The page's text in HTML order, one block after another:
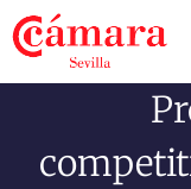
Comercio